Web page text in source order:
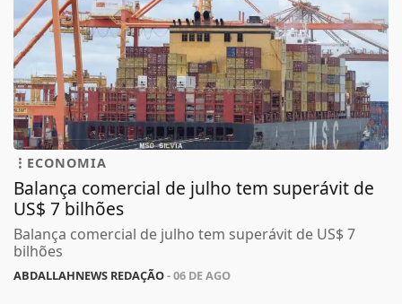
ECONOMIA
Balança comercial de julho tem superávit de
US$ 7 bilhões
Balança comercial de julho tem superávit de US$ 7
bilhões
ABDALLAHNEWS REDAÇÃO- 06 DE AGO